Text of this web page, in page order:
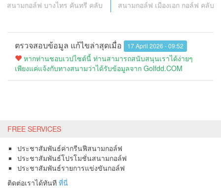
สนามกอล์ฟ บางไทร คันทรี คลับ สนามกอล์ฟ เมืองเอก กอล์ฟ คลับ
ตรวจสอบข้อมูล แก้ไขล่าสุดเมื่อ 17 April 2026 - 09:52
หากท่านชอบเวปไซต์นี้ ท่านสามารถสนับสนุนเราได้ง่ายๆ
เพียงแค่แจ้งกับทางสนามว่าได้รับข้อมูลจาก Golfdd.COM
FREE SERVICES
ประชาสัมพันธ์ค่ากรีนฟีสนามกอล์ฟ
ประชาสัมพันธ์โปรโมชั่นสนามกอล์ฟ
ประชาสัมพันธ์รายการแข่งขันกอล์ฟ
ติดต่อเราได้ทันที ที่นี่